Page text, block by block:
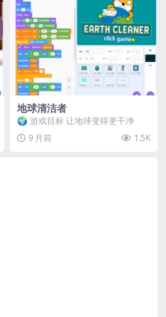
地球清洁者
🌍 游戏目标 让地球变得更干净
9 月前
1.5K